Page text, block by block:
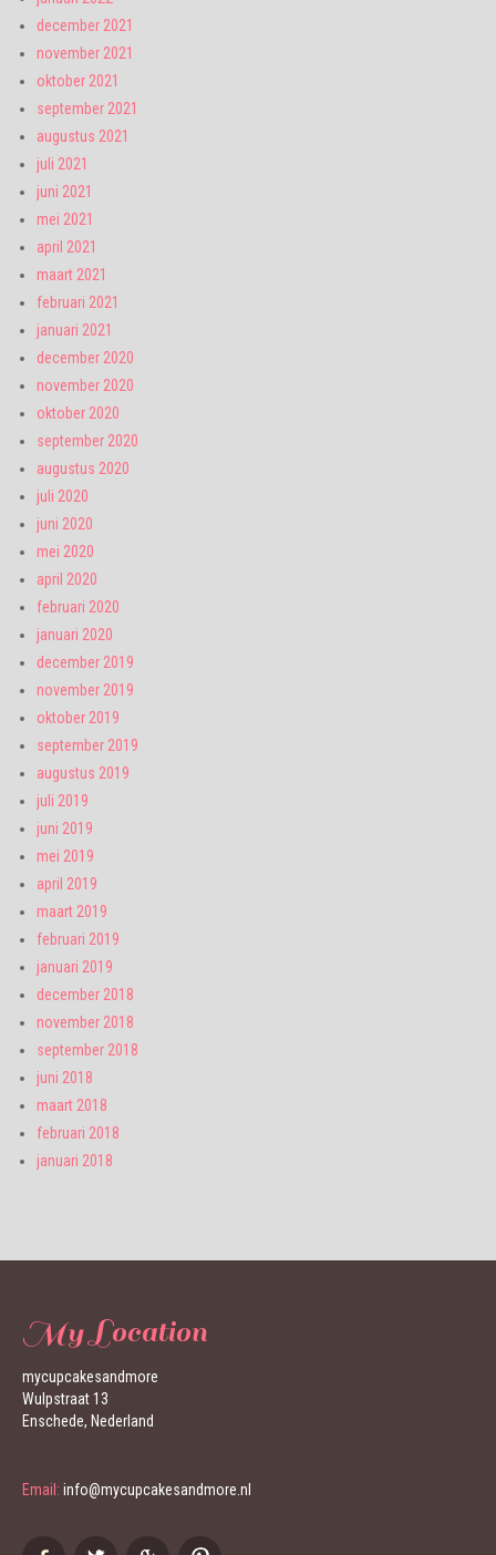
december 2021
november 2021
oktober 2021
september 2021
augustus 2021
juli 2021
juni 2021
mei 2021
april 2021
maart 2021
februari 2021
januari 2021
december 2020
november 2020
oktober 2020
september 2020
augustus 2020
juli 2020
juni 2020
mei 2020
april 2020
februari 2020
januari 2020
december 2019
november 2019
oktober 2019
september 2019
augustus 2019
juli 2019
juni 2019
mei 2019
april 2019
maart 2019
februari 2019
januari 2019
december 2018
november 2018
september 2018
juni 2018
maart 2018
februari 2018
januari 2018
My Location
mycupcakesandmore
Wulpstraat 13
Enschede, Nederland
Email: info@mycupcakesandmore.nl